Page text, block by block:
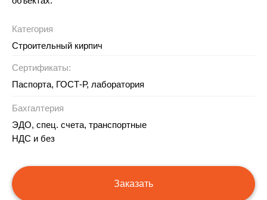
Категория
Строительный кирпич
Сертификаты:
Паспорта, ГОСТ-Р, лаборатория
Бахгалтерия
ЭДО, спец. счета, транспортные
НДС и без
Заказать